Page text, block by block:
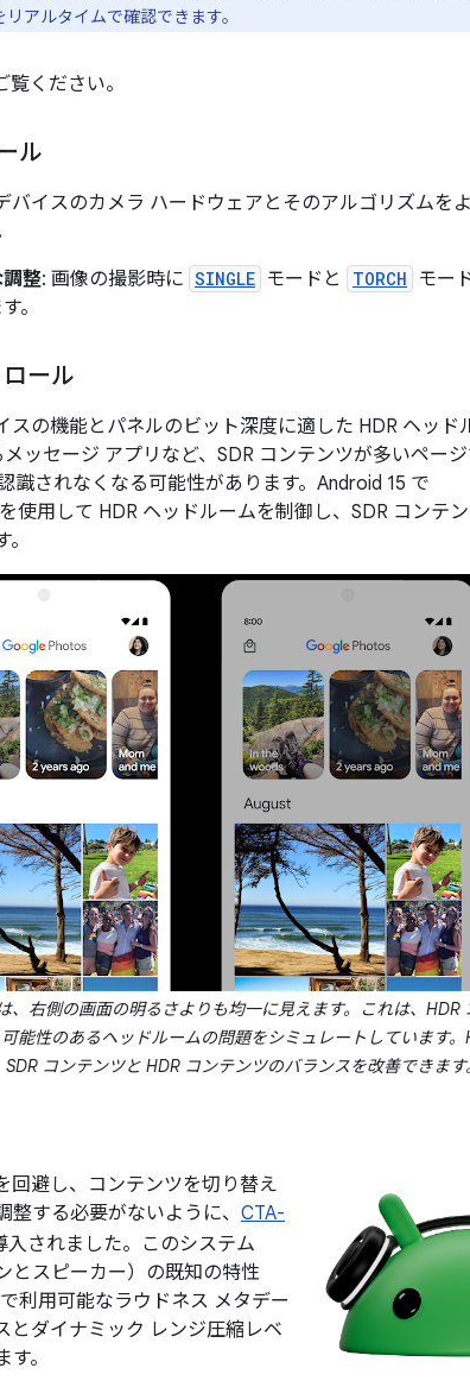
アルタイムで確認できます。
覧ください。
ル
バイスのカメラ ハードウェアとそのアルゴリズムを
整: 画像の撮影時に SINGLE モードと TORCH
モー
。
ール
スの機能とパネルのビット深度に適した HDR ヘッド
ッセージ アプリなど、SDR コンテンツが多いペー
識されなくなる可能性があります。Android 15 で
を使用して HDR ヘッドルームを制御し、SDR コンテ
、右側の画面の明るさよりも均一に見えます。これは、HDR
能性のあるヘッドルームの問題をシミュレートしています
SDR コンテンツと HDR コンテンツのバランスを改善できます
回避し、コンテンツを切り替え
する必要がないように、 CTA-
されました。このシステム
とスピーカー）の既知の特性
利用可能なラウドネス メタデー
とダイナミック レンジ圧縮レベ
。